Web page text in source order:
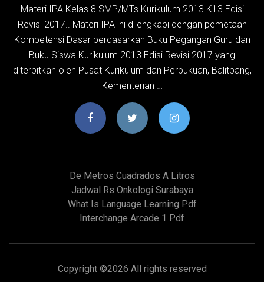
Materi IPA Kelas 8 SMP/MTs Kurikulum 2013 K13 Edisi
Revisi 2017.. Materi IPA ini dilengkapi dengan pemetaan
Kompetensi Dasar berdasarkan Buku Pegangan Guru dan
Buku Siswa Kurikulum 2013 Edisi Revisi 2017 yang
diterbitkan oleh Pusat Kurikulum dan Perbukuan, Balitbang,
Kementerian …
De Metros Cuadrados A Litros
Jadwal Rs Onkologi Surabaya
What Is Language Learning Pdf
Interchange Arcade 1 Pdf
Copyright ©2026 All rights reserved